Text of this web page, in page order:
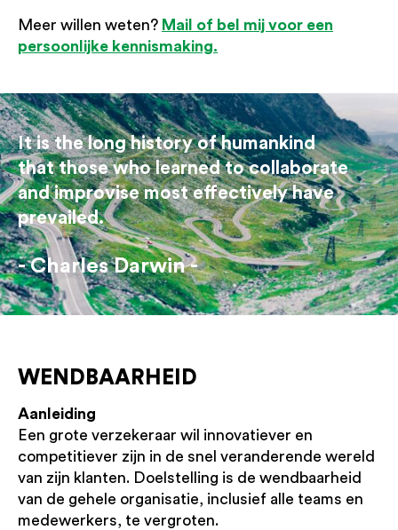
Meer willen weten? Mail of bel mij voor een
persoonlijke kennismaking.
It is the long history of humankind
that those who learned to collaborate
and improvise most effectively have
prevailed.
Charles Darwin
WENDBAARHEID
Aanleiding
Een grote verzekeraar wil innovatiever en
competitiever zijn in de snel veranderende wereld
van zijn klanten. Doelstelling is de wendbaarheid
van de gehele organisatie, inclusief alle teams en
medewerkers, te vergroten.